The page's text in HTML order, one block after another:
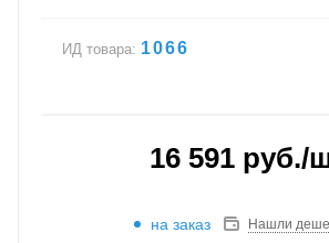
ИД товара: 1066
16 591руб./
на заказ Нашли